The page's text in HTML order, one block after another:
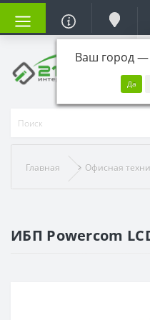
Ваш город
Главная Офисная
ИБП Powercom